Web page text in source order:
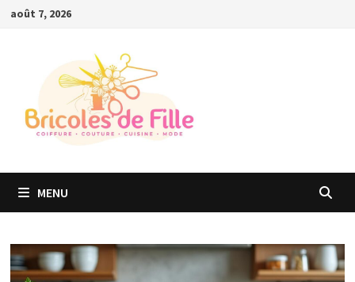
Passer
août 7, 2026
MENU